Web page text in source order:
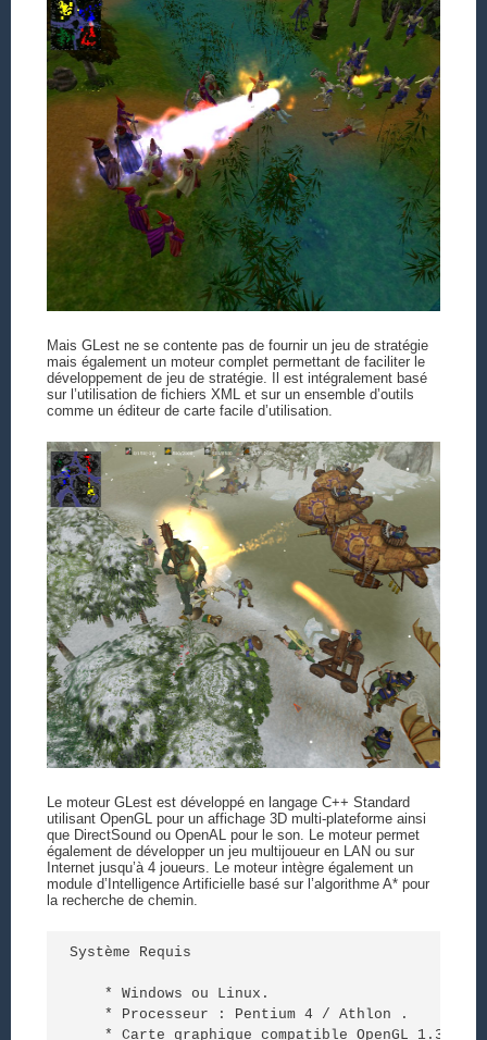
Mais GLest ne se contente pas de fournir un jeu de stratégie
mais également un moteur complet permettant de faciliter le
développement de jeu de stratégie. Il est intégralement basé
sur l’utilisation de fichiers XML et sur un ensemble d’outils
comme un éditeur de carte facile d’utilisation.
Le moteur GLest est développé en langage C++ Standard
utilisant OpenGL pour un affichage 3D multi-plateforme ainsi
que DirectSound ou OpenAL pour le son. Le moteur permet
également de développer un jeu multijoueur en LAN ou sur
Internet jusqu’à 4 joueurs. Le moteur intègre également un
module d’Intelligence Artificielle basé sur l’algorithme A* pour
la recherche de chemin.
Système Requis
    * Windows ou Linux.
    * Processeur : Pentium 4 / Athlon .
* Carte graphique compatible OpenGL 1.3